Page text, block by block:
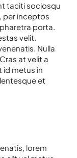
taciti sociosqu
per inceptos
porta.
velit.
Nulla
at velit a
id metus in
et
lorem